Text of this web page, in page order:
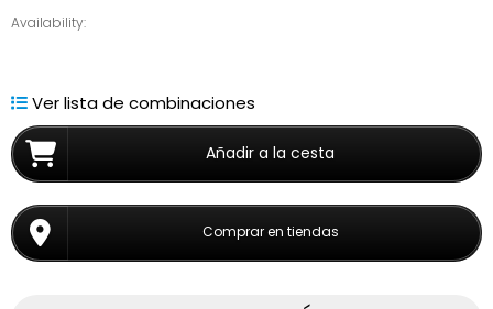
Availability:
Ver lista de combinaciones
Añadir a la cesta
Comprar en tiendas